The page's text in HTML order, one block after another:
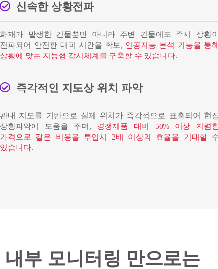
신속한 상황전파
화재가 발생한 건물뿐만 아니라 주변 건물에도 즉시 상황
전파되어 안전한 대피 시간을 확보, 인공지능 분석 기능을 통
상황에 맞는 지능형 감시체계를 구축할 수 있습니다.
즉각적인 지도상 위치 파악
관내 지도를 기반으로 실제 위치가 즉각적으로 표출되어 현
상황파악에 도움을 주며, 경쟁제품 대비 50% 이상 저렴
가격으로 같은 비용을 투입시 2배 이상의 효율을 기대할
있습니다.
내부 모니터링 만으로는